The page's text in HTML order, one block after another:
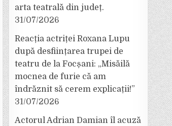
arta teatrală din județ.
31/07/2026
Reacția actriței Roxana Lupu
după desființarea trupei de
teatru de la Focșani: „Misăilă
mocnea de furie că am
îndrăznit să cerem explicații!”
31/07/2026
Actorul Adrian Damian îl acuză